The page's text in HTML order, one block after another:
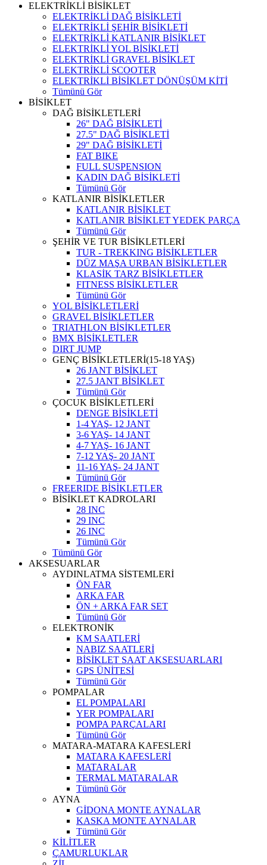
ELEKTRİKLİ BİSİKLET
ELEKTRİKLİ DAĞ BİSİKLETİ
ELEKTRİKLİ ŞEHİR BİSİKLETİ
ELEKTRİKLİ KATLANIR BİSİKLET
ELEKTRİKLİ YOL BİSİKLETİ
ELEKTRİKLİ GRAVEL BİSİKLET
ELEKTRİKLİ SCOOTER
ELEKTRİKLİ BİSİKLET DÖNÜŞÜM KİTİ
Tümünü Gör
BİSİKLET
DAĞ BİSİKLETLERİ
26" DAĞ BİSİKLETİ
27.5" DAĞ BİSİKLETİ
29" DAĞ BİSİKLETİ
FAT BIKE
FULL SUSPENSION
KADIN DAĞ BİSİKLETİ
Tümünü Gör
KATLANIR BİSİKLETLER
KATLANIR BİSİKLET
KATLANIR BİSİKLET YEDEK PARÇA
Tümünü Gör
ŞEHİR VE TUR BİSİKLETLERİ
TUR - TREKKING BİSİKLETLER
DÜZ MAŞA URBAN BİSİKLETLER
KLASİK TARZ BİSİKLETLER
FITNESS BİSİKLETLER
Tümünü Gör
YOL BİSİKLETLERİ
GRAVEL BİSİKLETLER
TRIATHLON BİSİKLETLER
BMX BİSİKLETLER
DIRT JUMP
GENÇ BİSİKLETLERİ(15-18 YAŞ)
26 JANT BİSİKLET
27.5 JANT BİSİKLET
Tümünü Gör
ÇOCUK BİSİKLETLERİ
DENGE BİSİKLETİ
1-4 YAŞ- 12 JANT
3-6 YAŞ- 14 JANT
4-7 YAŞ- 16 JANT
7-12 YAŞ- 20 JANT
11-16 YAŞ- 24 JANT
Tümünü Gör
FREERIDE BİSİKLETLER
BİSİKLET KADROLARI
28 INC
29 INC
26 INC
Tümünü Gör
Tümünü Gör
AKSESUARLAR
AYDINLATMA SİSTEMLERİ
ÖN FAR
ARKA FAR
ÖN + ARKA FAR SET
Tümünü Gör
ELEKTRONİK
KM SAATLERİ
NABIZ SAATLERİ
BİSİKLET SAAT AKSESUARLARI
GPS ÜNİTESİ
Tümünü Gör
POMPALAR
EL POMPALARI
YER POMPALARI
POMPA PARÇALARI
Tümünü Gör
MATARA-MATARA KAFESLERİ
MATARA KAFESLERİ
MATARALAR
TERMAL MATARALAR
Tümünü Gör
AYNA
GİDONA MONTE AYNALAR
KASKA MONTE AYNALAR
Tümünü Gör
KİLİTLER
ÇAMURLUKLAR